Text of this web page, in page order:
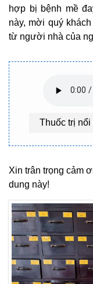
hợp bị bệnh mề
này, mời quý
từ người nhà của
Thuốc trị nổi
Xin trân trọng cảm
dung này!